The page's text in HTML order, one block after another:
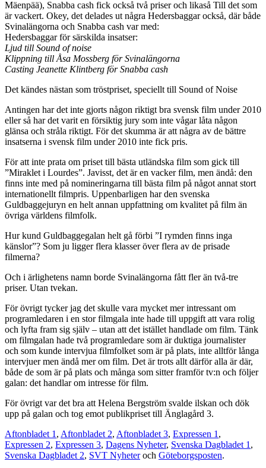
Mäenpää), Snabba cash fick också två priser och likaså Till det som
är vackert. Okey, det delades ut några Hedersbaggar också, där både
Svinalängorna och Snabba cash var med:
Hedersbaggar för särskilda insatser:
Ljud till Sound of noise
Klippning till Åsa Mossberg för Svinalängorna
Casting Jeanette Klintberg för Snabba cash
Det kändes nästan som tröstpriset, speciellt till Sound of Noise
Antingen har det inte gjorts någon riktigt bra svensk film under 2010
eller så har det varit en försiktig jury som inte vågar låta någon
glänsa och stråla riktigt. För det skumma är att några av de bättre
insatserna i svensk film under 2010 inte fick pris.
För att inte prata om priset till bästa utländska film som gick till
”Miraklet i Lourdes”. Javisst, det är en vacker film, men ändå: den
finns inte med på nomineringarna till bästa film på något annat stort
internationellt filmpris. Uppenbarligen har den svenska
Guldbaggejuryn en helt annan uppfattning om kvalitet på film än
övriga världens filmfolk.
Hur kund Guldbaggegalan helt gå förbi ”I rymden finns inga
känslor”? Som ju ligger flera klasser över flera av de prisade
filmerna?
Och i ärlighetens namn borde Svinalängorna fått fler än två-tre
priser. Utan tvekan.
För övrigt tycker jag det skulle vara mycket mer intressant om
programledaren i en stor filmgala inte hade till uppgift att vara rolig
och lyfta fram sig själv – utan att det istället handlade om film. Tänk
om filmgalan hade två programledare som är duktiga journalister
och som kunde intervjua filmfolket som är på plats, inte alltför långa
intervjuer men ändå mer om film. Det är trots allt därför alla är där,
både de som är på plats och många som sitter framför tv:n och följer
galan: det handlar om intresse för film.
För övrigt var det bra att Helena Bergström svalde ilskan och dök
upp på galan och tog emot publikpriset till Änglagård 3.
Aftonbladet 1 , Aftonbladet 2, Aftonbladet 3, Expressen 1 ,
Expressen 2, Expressen 3, Dagens Nyheter, Svenska Dagbladet 1 ,
Svenska Dagbladet 2, SVT Nyheteroch Göteborgsposten.